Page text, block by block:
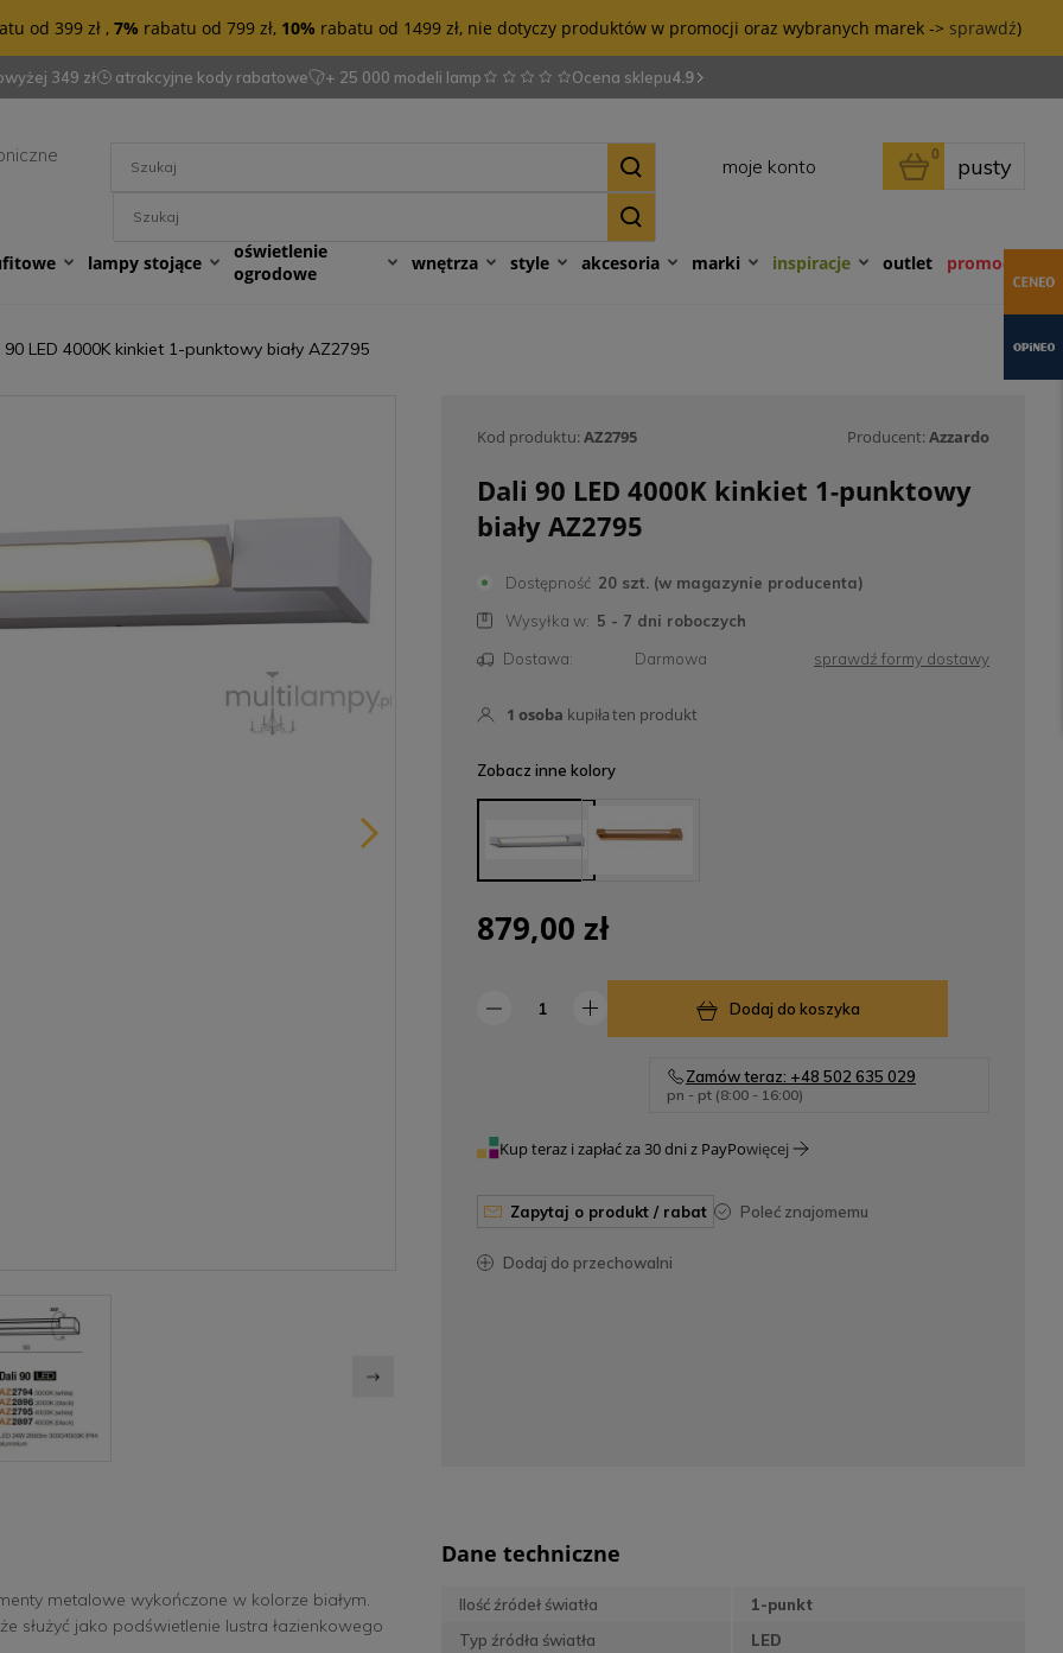
od 399 zł , 7% rabatu od 799 zł, 10% rabatu od 1499 zł, nie dotyczy produktów w promocji oraz wybranych marek -> sprawdź)
349 zł atrakcyjne kody rabatowe + 25 000 modeli lamp Ocena sklepu4.9
moje konto pusty
0
lampy stojące
oświetlenie
ogrodowe
wnętrza style akcesoria marki outlet promocje
inspiracje
90 LED 4000K kinkiet 1-punktowy biały AZ2795
Kod produktu:AZ2795 Producent:Azzardo
Dali 90 LED 4000K kinkiet 1-punktowy
biały AZ2795
Dostępność 20 szt. (w magazynie producenta)
Wysyłka w: 5 - 7 dni roboczych
Dostawa:
Darmowa sprawdź formy dostawy
1 osoba kupiłaten produkt
Zobacz inne kolory
879,00 zł
Dodaj do koszyka
Zamów teraz: +48 502 635 029
pn - pt (8:00 - 16:00)
Kup teraz i zapłać za 30 dni z PayPowięcej
zapytaj o produkt / rabat poleć znajomemu
dodaj do przechowalni
metalowe wykończone w kolorze białym.
służyć jako podświetlenie lustra łazienkowego
Dane techniczne
Ilość źródeł światła
1-punkt
Typ źródła światła
LED